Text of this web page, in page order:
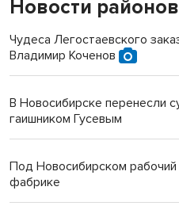
Новости районов
Чудеса Легостаевского
Владимир Коченов
В Новосибирске перенесли
гаишником Гусевым
Под Новосибирском
фабрике